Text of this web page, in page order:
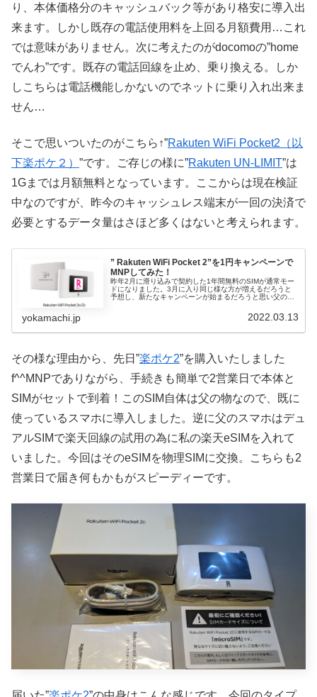
り、本体価格分のキャッシュバック等があり格安に導入出
来ます。しかし既存の電話使用料を上回る月額費用…これ
では意味がありません。次に考えたのがdocomoの”home
でんわ”です。既存の電話回線を止め、乗り換える。しか
しこちらは電話機能しかないのでネットに乗り入れ出来ま
せん…
そこで思いついたのがこちら↑”Rakuten WiFi Pocket2（以
下楽ポケ２） ”です。ご存じの様に”Rakuten UN-LIMIT”は
1Gまでは月額無料となっています。ここからは現在検証
中なのですが、昨今のキャッシュレス端末が一回の決済で
必要とするデータ量はさほど多くはないと考えられます。
” Rakuten WiFi Pocket 2”を1円キャンペーンで
MNPしてみた！
昨年2月に滑り込みで契約した1年間無料のSIMが通常モー
ドになりました。3月に入り同じ様な方が増えるだろうと
予想し、新たなキャンペーンが始まるだろうと思い父の
yokamachi.jp 2022.03.13
その様な理由から、先日”楽ポケ2”を購入いたしました
f^^MNPでありながら、手続きも簡単で2営業日で本体と
SIMがセットで到着！このSIM自体は父の物なので、既に
使っているスマホに導入しました。逆に父のスマホはデュ
アルSIMで楽天回線の試用の為に私の楽天eSIMを入れて
いました。今回はそのeSIMを物理SIMに交換。こちらも2
営業日で届き何もかもがスピーディーです。